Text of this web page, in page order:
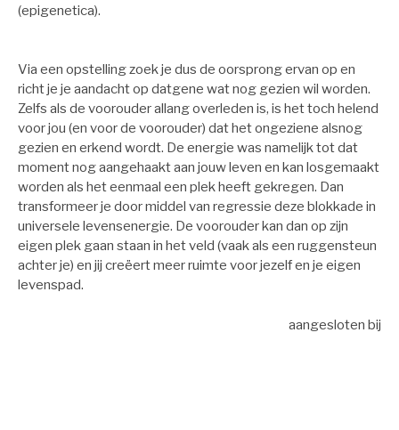
(epigenetica).
Via een opstelling zoek je dus de oorsprong ervan op en
richt je je aandacht op datgene wat nog gezien wil worden.
Zelfs als de voorouder allang overleden is, is het toch helend
voor jou (en voor de voorouder) dat het ongeziene alsnog
gezien en erkend wordt. De energie was namelijk tot dat
moment nog aangehaakt aan jouw leven en kan losgemaakt
worden als het eenmaal een plek heeft gekregen. Dan
transformeer je door middel van regressie deze blokkade in
universele levensenergie. De voorouder kan dan op zijn
eigen plek gaan staan in het veld (vaak als een ruggensteun
achter je) en jij creëert meer ruimte voor jezelf en je eigen
levenspad.
aangesloten bij